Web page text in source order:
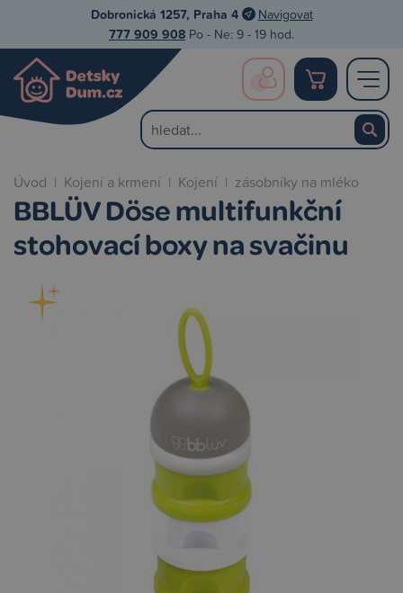
Dobronická 1257, Praha 4 Navigovat
777 909 908 Po - Ne: 9 - 19 hod.
Úvod | Kojení a krmení | Kojení | zásobníky na mléko
BBLÜV Döse multifunkční
stohovací boxy na svačinu